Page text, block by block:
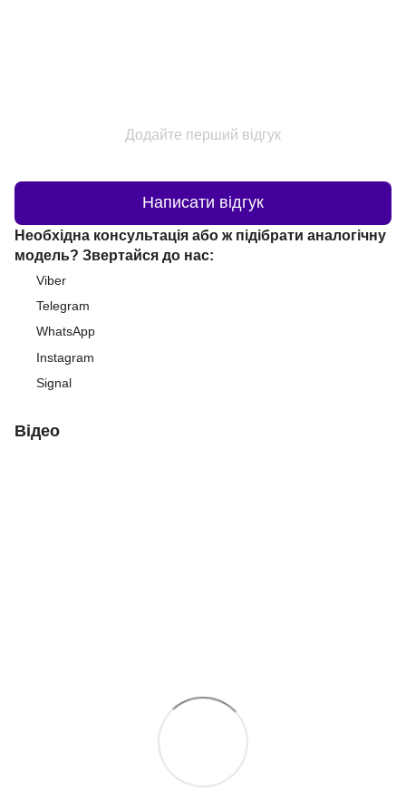
Додайте перший відгук
Написати відгук
Необхідна консультація або ж підібрати аналогічну
модель? Звертайся до нас:
Viber
Telegram
WhatsApp
Instagram
Signal
Відео